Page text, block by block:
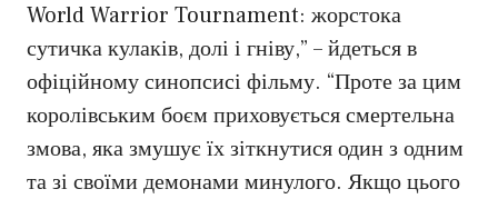
World Warrior Tournament: жорстока
сутичка кулаків, долі і гніву,” – йдеться в
офіційному синопсисі фільму. “Проте за цим
королівським боєм приховується смертельна
змова, яка змушує їх зіткнутися один з одним
та зі своїми демонами минулого. Якщо цього